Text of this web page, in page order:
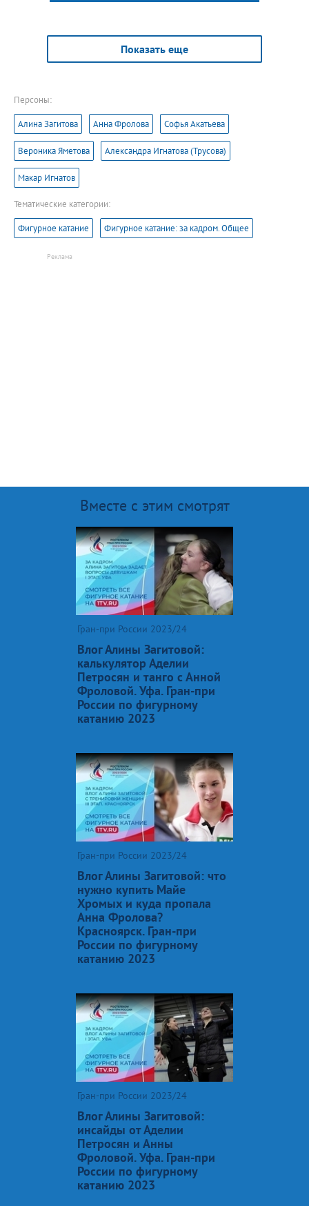
Показать еще
Персоны:
Алина Загитова Анна Фролова Софья Акатьева
Вероника Яметова Александра Игнатова (Трусова)
Макар Игнатов
Тематические категории:
Фигурное катание Фигурное катание: за кадром. Общее
Вместе с этим смотрят
Гран-при России 2023/24
Влог Алины Загитовой:
калькулятор Аделии
Петросян и танго с Анной
Фроловой. Уфа. Гран-при
России по фигурному
катанию 2023
Гран-при России 2023/24
Влог Алины Загитовой: что
нужно купить Майе
Хромых и куда пропала
Анна Фролова?
Красноярск. Гран-при
России по фигурному
катанию 2023
Гран-при России 2023/24
Влог Алины Загитовой:
инсайды от Аделии
Петросян и Анны
Фроловой. Уфа. Гран-при
России по фигурному
катанию 2023